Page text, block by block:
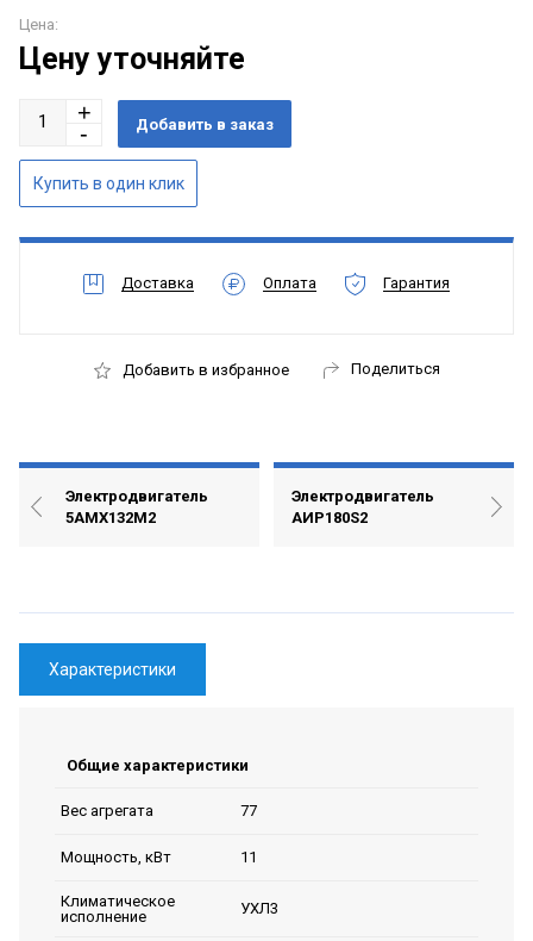
Цена:
Цену уточняйте
Доставка Оплата Гарантия
Добавить в избранное Поделиться
Электродвигатель
5АМХ132М2
Электродвигатель
АИР180S2
Характеристики
Общие характеристики
Вес агрегата 77
Мощность, кВт 11
Климатическое
исполнение
УХЛ3